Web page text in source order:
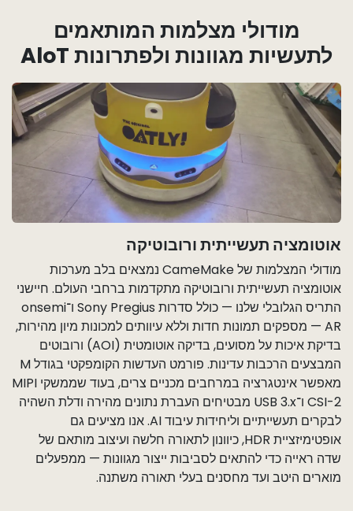
אוטומציה תעשייתית ורובוטיקה
מודולי המצלמות של CameMake נמצאים בלב מערכות
אוטומציה תעשייתית ורובוטיקה מתקדמות ברחבי העולם. חיישני
התריס הגלובלי שלנו — כולל סדרות Sony Pregius ו־onsemi
AR — מספקים תמונות חדות וללא עיוותים למכונות מיון מהירות,
בדיקת איכות על מסועים, בדיקה אוטומטית (AOI) ורובוטים
המבצעים הרכבות עדינות. פורמט העדשות הקומפקטי בגודל M
מאפשר אינטגרציה במרחבים מכניים צרים, בעוד שממשקי MIPI
CSI-2 ו־USB 3.x מבטיחים העברת נתונים מהירה ודלת השהיה
לבקרים תעשייתיים וליחידות עיבוד AI. אנו מציעים גם
אופטימיזציית HDR, כיוונון לתאורה חלשה ועיצוב מותאם של
שדה ראייה כדי להתאים לסביבות ייצור מגוונות — ממפעלים
מוארים היטב ועד מחסנים בעלי תאורה משתנה. ​
מודולי מצלמות המותאמים
לתעשיות מגוונות ולפתרונות AloT